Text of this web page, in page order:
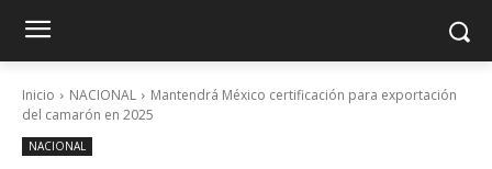
Inicio NACIONAL
Mantendrá México certificación para exportación
del camarón en 2025
NACIONAL